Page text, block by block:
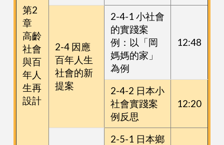
第2
章
高齡
社會
與百
年人
生再
設計
2-4 因應
百年人生
社會的新
提案
2-4-1 小社會
的實踐案
例：以「岡
媽媽的家」
為例
12:48
2-4-2 日本小
社會實踐案
例反思
12:20
2-5-1 日本鄉